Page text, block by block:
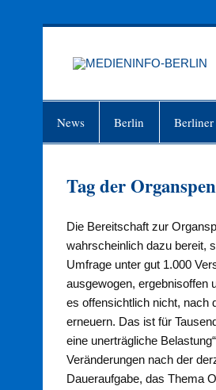
News Berlin
Tag der
Die Bereitschaft zur
wahrscheinlich dazu bereit,
Umfrage unter gut 1.000
ausgewogen, ergebnisoffen
es offensichtlich nicht, nach
erneuern. Das ist für
eine unerträgliche
Veränderungen nach der
Daueraufgabe, das Thema